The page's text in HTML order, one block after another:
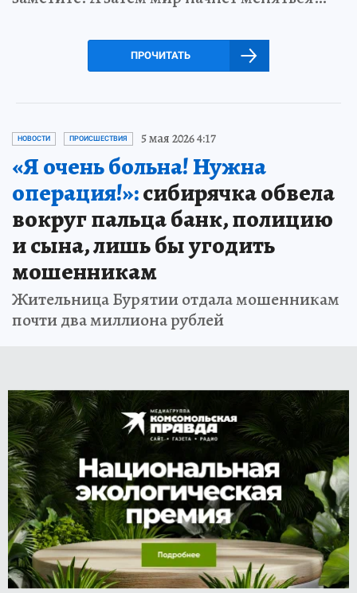
ПРОЧИТАТЬ
НОВОСТИ ПРОИСШЕСТВИЯ 5 мая 2026 4:17
«Я очень больна! Нужна
операция!»:сибирячка обвела
вокруг пальца банк, полицию
и сына, лишь бы угодить
мошенникам
Жительница Бурятии отдала мошенникам
почти два миллиона рублей